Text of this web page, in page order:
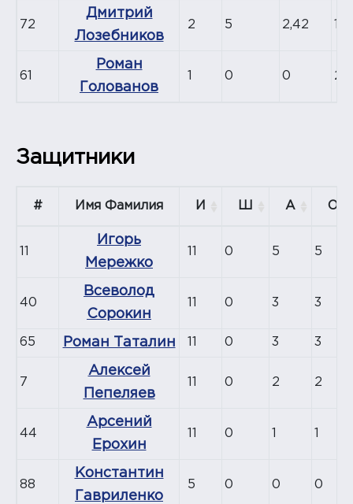
72
Дмитрий
Лозебников
2 5 2,42
61
Роман
Голованов
0 0
Защитники
# Имя Фамилия И Ш А О
Игорь
Мережко
0 5 5
40
Всеволод
Сорокин
0 3 3
65 Роман Таталин 0 3 3
7
Алексей
Пепеляев
0 2 2
44
Арсений
Ерохин
0
88
Константин
Гавриленко
5 0 0 0